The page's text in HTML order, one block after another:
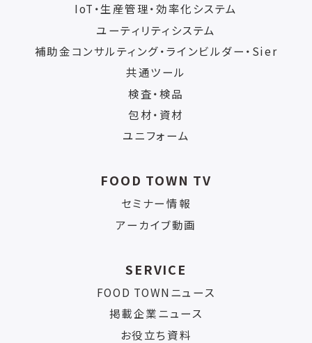
IoT・生産管理・効率化システム
ユーティリティシステム
補助金コンサルティング・ラインビルダー・Sier
共通ツール
検査・検品
包材・資材
ユニフォーム
FOOD TOWN TV
セミナー情報
アーカイブ動画
SERVICE
FOOD TOWNニュース
掲載企業ニュース
お役立ち資料